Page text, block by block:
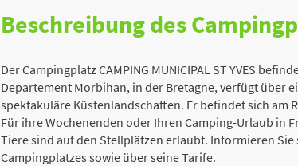
Beschreibung des
Der Campingplatz CAMPING MUNICIPAL ST YVES
Departement Morbihan, in der Bretagne, verfügt über
spektakuläre Küstenlandschaften. Er befindet sich am
Für ihre Wochenenden oder Ihren Camping-Urlaub in
Tiere sind auf den Stellplätzen erlaubt. Informieren
Campingplatzes sowie über seine Tarife.